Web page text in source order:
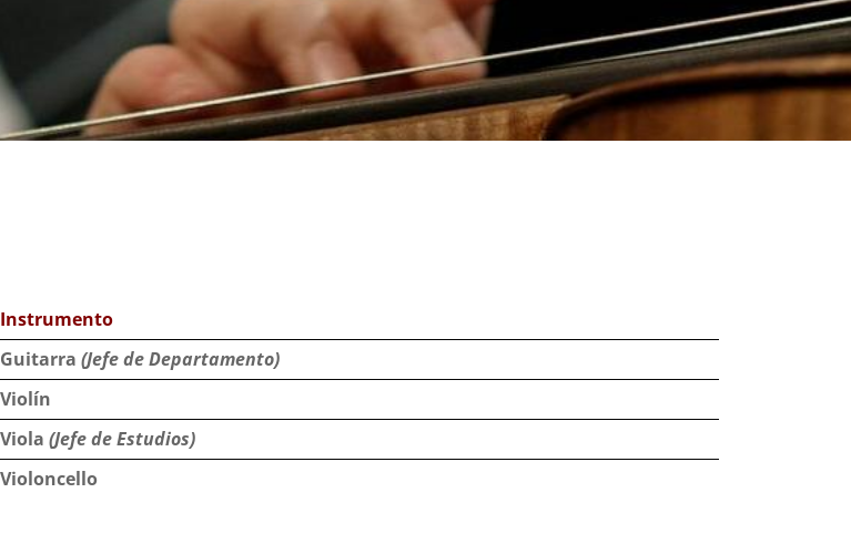
Instrumento
Guitarra (Jefe de Departamento)
Violín
Viola(Jefe de Estudios)
Violoncello